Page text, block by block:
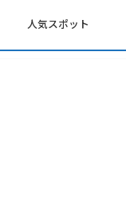
人気スポット